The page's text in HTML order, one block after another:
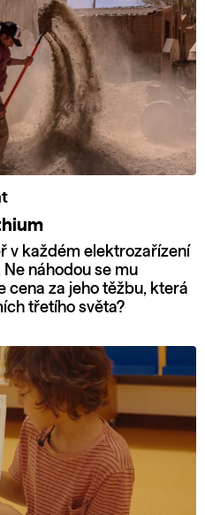
v každém elektrozařízení
náhodou se mu
cena za jeho těžbu, která
třetího světa?